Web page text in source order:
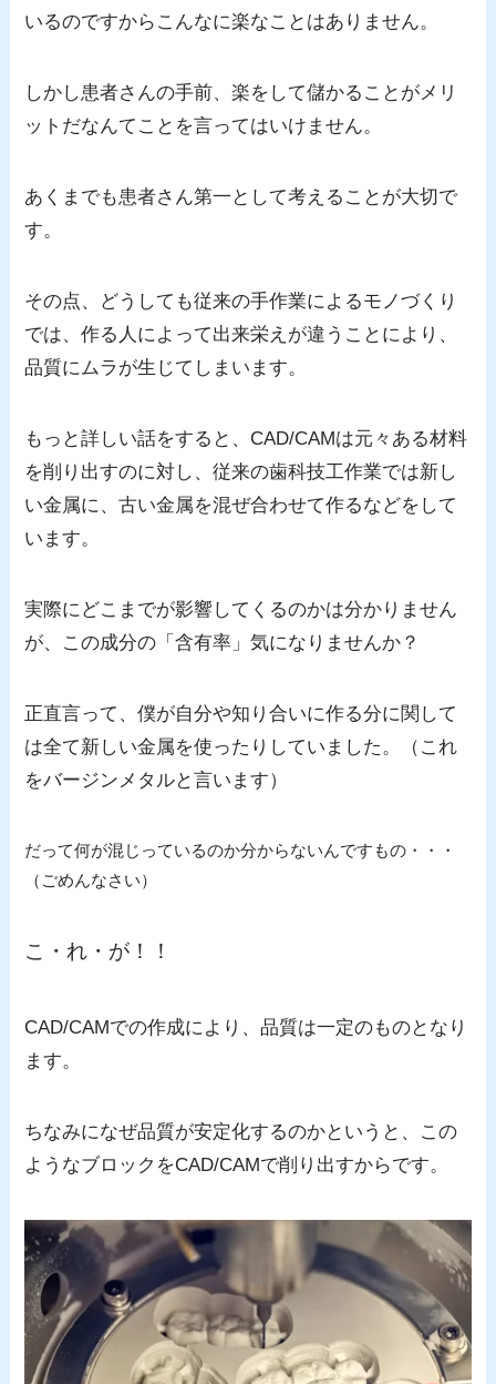
いるのですからこんなに楽なことはありません。
しかし患者さんの手前、楽をして儲かることがメリ
ットだなんてことを言ってはいけません。
あくまでも患者さん第一として考えることが大切で
す。
その点、どうしても従来の手作業によるモノづくり
では、作る人によって出来栄えが違うことにより、
品質にムラが生じてしまいます。
もっと詳しい話をすると、CAD/CAMは元々ある材料
を削り出すのに対し、従来の歯科技工作業では新し
い金属に、古い金属を混ぜ合わせて作るなどをして
います。
実際にどこまでが影響してくるのかは分かりません
が、この成分の「含有率」気になりませんか？
正直言って、僕が自分や知り合いに作る分に関して
は全て新しい金属を使ったりしていました。（これ
をバージンメタルと言います）
だって何が混じっているのか分からないんですもの・・・
（ごめんなさい）
こ・れ・が！！
CAD/CAMでの作成により、品質は一定のものとなり
ます。
ちなみになぜ品質が安定化するのかというと、この
ようなブロックをCAD/CAMで削り出すからです。